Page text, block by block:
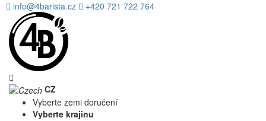
info@4barista.cz +420 721 722 764
CZ
Vyberte zemi doručení
Vyberte krajinu